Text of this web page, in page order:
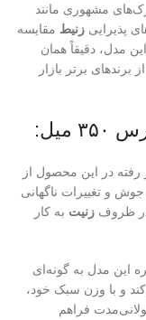
مشهوری مانند
پذیرایی زنیط مقایسه
مدل، دقیقاً همان
برتر بازار
رفته در این محصول از
و تغییرات ناگهانی
در ظروف زنیت به کار
این مدل به گونه‌ای
و با وزن سبک خود،
فراهم